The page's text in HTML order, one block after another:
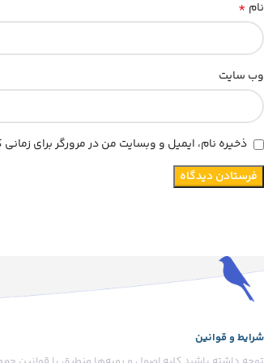
نام *
وب‌ سایت
ذخیره نام، ایمیل و وبسایت من در مرورگر برای
شرایط و قوانین